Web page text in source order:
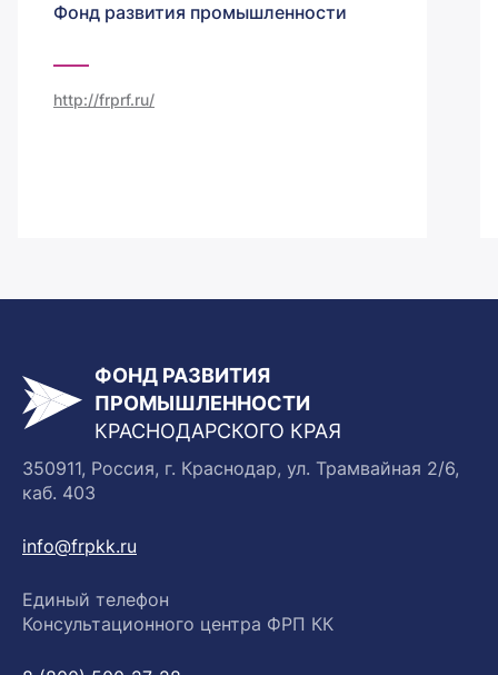
Фонд развития промышленности
http://frprf.ru/
ФОНД РАЗВИТИЯ
ПРОМЫШЛЕННОСТИ
КРАСНОДАРСКОГО КРАЯ
350911, Россия, г. Краснодар, ул. Трамвайная 2/6,
каб. 403
info@frpkk.ru
Единый телефон
Консультационного центра ФРП КК